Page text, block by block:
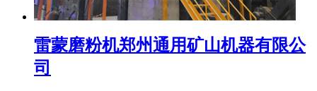
雷蒙磨粉机郑州通用矿山机器有限公
司